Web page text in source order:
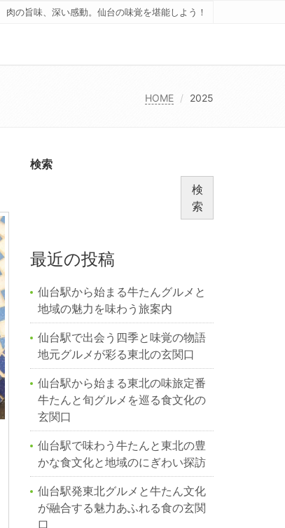
肉の旨味、深い感動。仙台の味覚を堪能しよう！
HOME 2025
検索
検
索
最近の投稿
仙台駅から始まる牛たんグルメと
地域の魅力を味わう旅案内
仙台駅で出会う四季と味覚の物語
地元グルメが彩る東北の玄関口
仙台駅から始まる東北の味旅定番
牛たんと旬グルメを巡る食文化の
玄関口
仙台駅で味わう牛たんと東北の豊
かな食文化と地域のにぎわい探訪
仙台駅発東北グルメと牛たん文化
が融合する魅力あふれる食の玄関
口